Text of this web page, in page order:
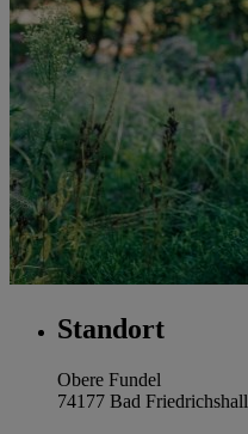
Standort
Obere Fundel
74177 Bad Friedrichshall